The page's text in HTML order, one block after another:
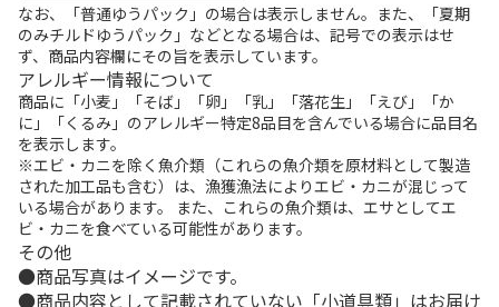
なお、「普通ゆうパック」の場合は表示しません。また、「夏期
のみチルドゆうパック」などとなる場合は、記号での表示はせ
ず、商品内容欄にその旨を表示しています。
アレルギー情報について
商品に「小麦」「そば」「卵」「乳」「落花生」「えび」「か
に」「くるみ」のアレルギー特定8品目を含んでいる場合に品目名
を表示します。
※エビ・カニを除く魚介類（これらの魚介類を原材料として製造
された加工品も含む）は、漁獲漁法によりエビ・カニが混じって
いる場合があります。 また、これらの魚介類は、エサとしてエ
ビ・カニを食べている可能性があります。
その他
商品写真はイメージです。
商品内容として記載されていない「小道具類」はお届け